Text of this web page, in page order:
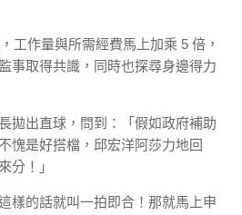
工作量與所需經費馬上加乘 5 倍，
事取得共識，同時也探尋身邊得力
拋出直球，問到：「假如政府補助
愧是好搭檔，邱宏洋阿莎力地回
分！」
樣的話就叫一拍即合！那就馬上申